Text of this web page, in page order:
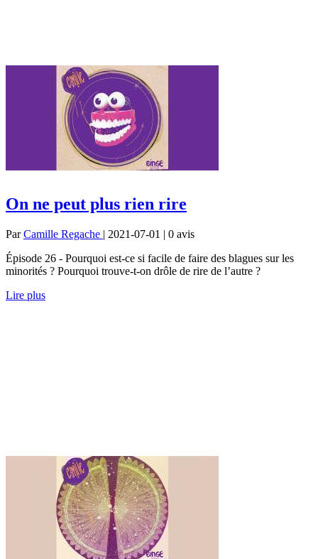
On ne peut plus rien rire
ParCamille Regache | 2021-07-01 | 0 avis
Épisode 26 - Pourquoi est-ce si facile de faire des blagues sur les
minorités ? Pourquoi trouve-t-on drôle de rire de l’autre ?
Lire plus